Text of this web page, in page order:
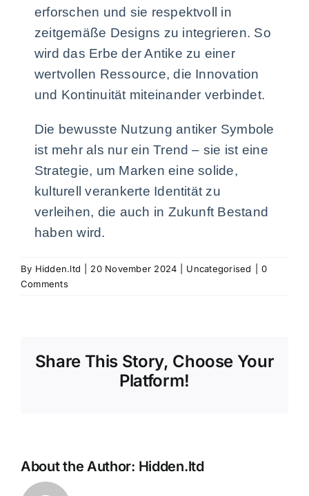
erforschen und sie respektvoll in
zeitgemäße Designs zu integrieren. So
wird das Erbe der Antike zu einer
wertvollen Ressource, die Innovation
und Kontinuität miteinander verbindet.
Die bewusste Nutzung antiker Symbole
ist mehr als nur ein Trend – sie ist eine
Strategie, um Marken eine solide,
kulturell verankerte Identität zu
verleihen, die auch in Zukunft Bestand
haben wird.
By Hidden.ltd 20 November 2024 Uncategorised
0
Comments
Share This Story, Choose Your
Platform!
About the Author: Hidden.ltd